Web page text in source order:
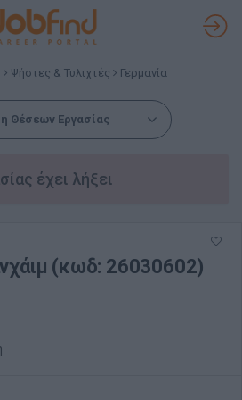
Ψήστες & Τυλιχτές Γερμανία
Θέσεων Εργασίας
έχει λήξει
(κωδ: 26030602)